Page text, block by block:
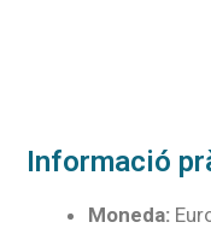
Informació
Moneda: